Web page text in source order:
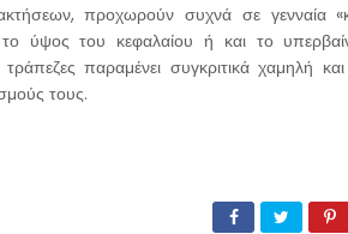
προχωρούν συχνά σε γενναία
ύψος του κεφαλαίου ή και το
παραμένει συγκριτικά χαμηλή
τους.